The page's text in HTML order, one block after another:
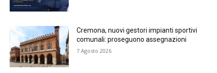
Cremona, nuovi gestori impianti sportivi
comunali: proseguono assegnazioni
7 Agosto 2026